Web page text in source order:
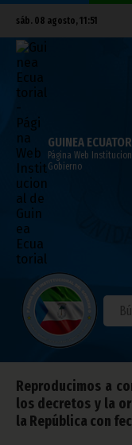
sáb. 08 agosto, 11:51
GUINEA
Página Web
Gobierno
Ceses y
Presidencia
de enero de
enero 14, 2026
Noticias Gobierno
Reproducimos a
los decretos y la
la República con